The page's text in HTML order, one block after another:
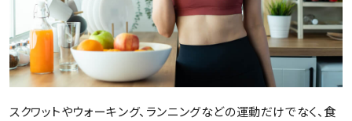
スクワットやウォーキング、ランニングなどの運動だけでなく、食